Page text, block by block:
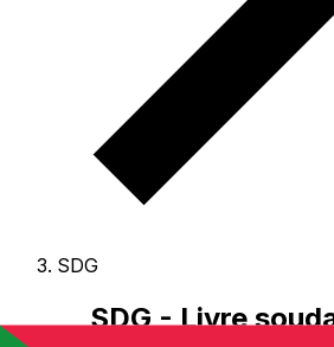
SDG
SDG - Livre